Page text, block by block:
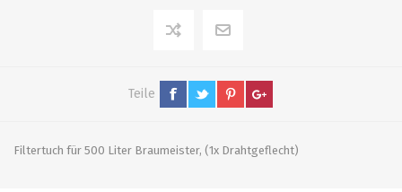
Teile
Filtertuch für 500 Liter Braumeister, (1x Drahtgeflecht)